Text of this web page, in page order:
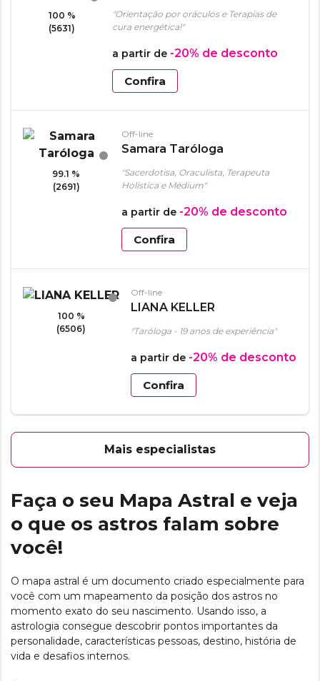
100 %
(5631)
"Orientação por oráculos e Terapias de
cura energética!"
a partir de -20% de desconto
Confira
99.1 %
(2691)
Off-line
Samara Taróloga
"Sacerdotisa, Oraculista, Terapeuta
Holística e Médium"
a partir de -20% de desconto
Confira
100 %
(6506)
Off-line
LIANA KELLER
"Taróloga - 19 anos de experiência"
a partir de -20% de desconto
Confira
Mais especialistas
Faça o seu Mapa Astral e veja
o que os astros falam sobre
você!
O mapa astral é um documento criado especialmente para
você com um mapeamento da posição dos astros no
momento exato do seu nascimento. Usando isso, a
astrologia consegue descobrir pontos importantes da
personalidade, características pessoas, destino, história de
vida e desafios internos.